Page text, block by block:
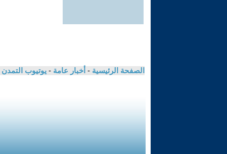
الصفحة الرئيسية - أخبار عامة - يوتيوب التمدن